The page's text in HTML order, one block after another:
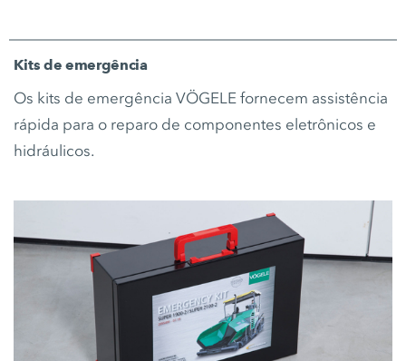
Kits de emergência
Os kits de emergência VÖGELE fornecem assistência
rápida para o reparo de componentes eletrônicos e
hidráulicos.